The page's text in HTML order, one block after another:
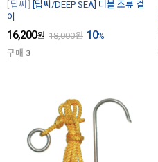
딥씨
[딥씨/DEEP SEA] 더블 조류 걸
이
16,200원 18,000원 10%
구매 3